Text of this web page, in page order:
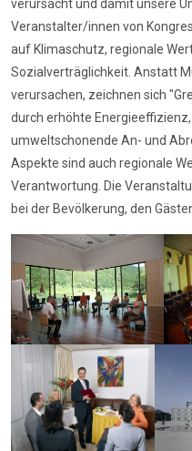
verursacht und damit unsere
Veranstalter/innen von
auf Klimaschutz, regionale
Sozialverträglichkeit. Anstatt
verursachen, zeichnen sich
durch erhöhte
umweltschonende An- und
Aspekte sind auch regionale
Verantwortung. Die
bei der Bevölkerung, den